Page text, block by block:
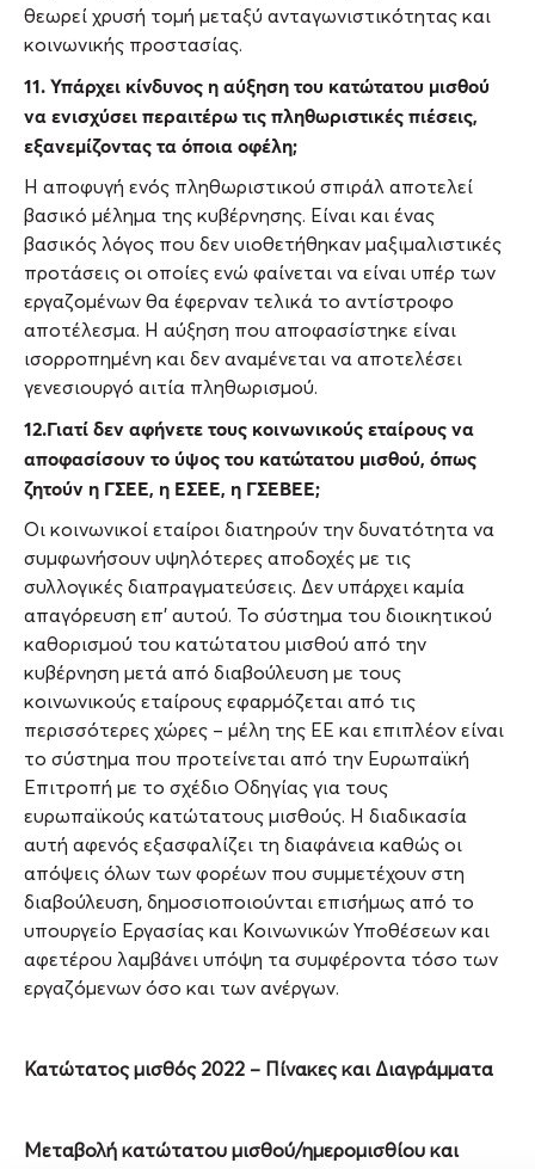
θεωρεί χρυσή τομή μεταξύ ανταγωνιστικότητας και
κοινωνικής προστασίας.
11. Υπάρχει κίνδυνος η αύξηση του κατώτατου μισθού
να ενισχύσει περαιτέρω τις πληθωριστικές πιέσεις,
εξανεμίζοντας τα όποια οφέλη;
Η αποφυγή ενός πληθωριστικού σπιράλ αποτελεί
βασικό μέλημα της κυβέρνησης. Είναι και ένας
βασικός λόγος που δεν υιοθετήθηκαν μαξιμαλιστικές
προτάσεις οι οποίες ενώ φαίνεται να είναι υπέρ των
εργαζομένων θα έφερναν τελικά το αντίστροφο
αποτέλεσμα. Η αύξηση που αποφασίστηκε είναι
ισορροπημένη και δεν αναμένεται να αποτελέσει
γενεσιουργό αιτία πληθωρισμού.
12.Γιατί δεν αφήνετε τους κοινωνικούς εταίρους να
αποφασίσουν το ύψος του κατώτατου μισθού, όπως
ζητούν η ΓΣΕΕ, η ΕΣΕΕ, η ΓΣΕΒΕΕ;
Οι κοινωνικοί εταίροι διατηρούν την δυνατότητα να
συμφωνήσουν υψηλότερες αποδοχές με τις
συλλογικές διαπραγματεύσεις. Δεν υπάρχει καμία
απαγόρευση επ’ αυτού. Το σύστημα του διοικητικού
καθορισμού του κατώτατου μισθού από την
κυβέρνηση μετά από διαβούλευση με τους
κοινωνικούς εταίρους εφαρμόζεται από τις
περισσότερες χώρες – μέλη της ΕΕ και επιπλέον είναι
το σύστημα που προτείνεται από την Ευρωπαϊκή
Επιτροπή με το σχέδιο Οδηγίας για τους
ευρωπαϊκούς κατώτατους μισθούς. Η διαδικασία
αυτή αφενός εξασφαλίζει τη διαφάνεια καθώς οι
απόψεις όλων των φορέων που συμμετέχουν στη
διαβούλευση, δημοσιοποιούνται επισήμως από το
υπουργείο Εργασίας και Κοινωνικών Υποθέσεων και
αφετέρου λαμβάνει υπόψη τα συμφέροντα τόσο των
εργαζόμενων όσο και των ανέργων.
Κατώτατος μισθός 2022 – Πίνακες και Διαγράμματα
Μεταβολή κατώτατου μισθού/ημερομισθίου και